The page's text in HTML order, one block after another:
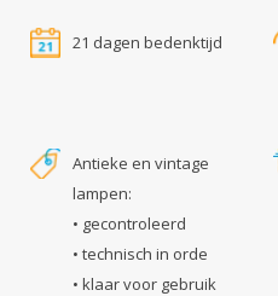
21 dagen bedenktijd
Antieke en vintage
lampen:
• gecontroleerd
• technisch in orde
• klaar voor gebruik